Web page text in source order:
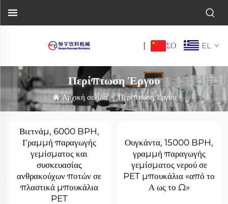
| ΣΟ EL
Περίπτωση Έργου
Αρχική σελίδα>Περίπτωση Έργου
Βιετνάμ, 6000 BPH,
Γραμμή παραγωγής
γεμίσματος και
συσκευασίας
ανθρακούχων ποτών σε
πλαστικά μπουκάλια
PET
Ουγκάντα, 15000 BPH,
γραμμή παραγωγής
γεμίσματος νερού σε
PET μπουκάλια «από το
Α ως το Ω»